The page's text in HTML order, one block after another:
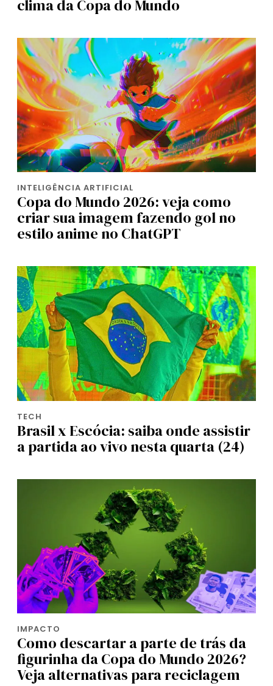
clima da Copa do Mundo
INTELIGÊNCIA ARTIFICIAL
Copa do Mundo 2026: veja como
criar sua imagem fazendo gol no
estilo anime no ChatGPT
TECH
Brasil x Escócia: saiba onde assistir
a partida ao vivo nesta quarta (24)
IMPACTO
Como descartar a parte de trás da
figurinha da Copa do Mundo 2026?
Veja alternativas para reciclagem